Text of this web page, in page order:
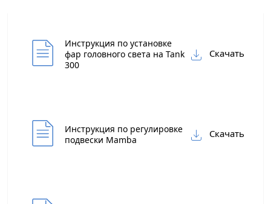
Инструкция по установке
фар головного света на Tank
300
Скачать
Инструкция по регулировке
подвески Mamba
Скачать